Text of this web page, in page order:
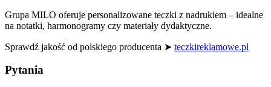
Grupa MILO oferuje personalizowane teczki z nadrukiem – idealne
na notatki, harmonogramy czy materiały dydaktyczne.
Sprawdź jakość od polskiego producenta ➤ teczkireklamowe.pl
Pytania